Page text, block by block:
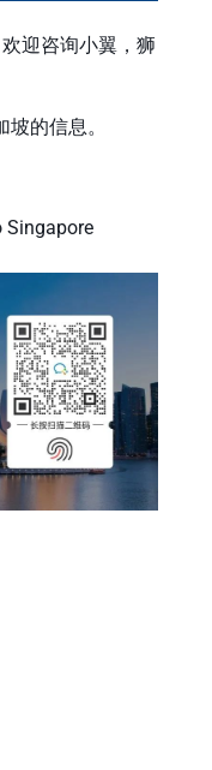
迎咨询小翼，狮
的信息。
Singapore